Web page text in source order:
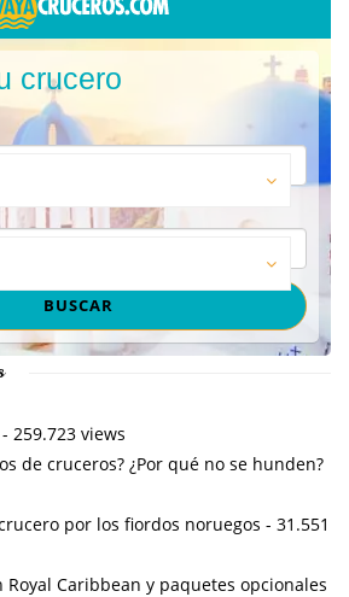
crucero
- 259.723 views
de cruceros? ¿Por qué no se hunden?
por los fiordos noruegos - 31.551
Caribbean y paquetes opcionales